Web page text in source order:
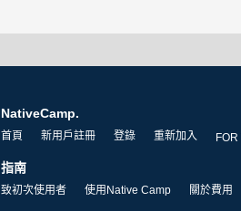
NativeCamp.
首頁 新用戶註冊 登錄 重新加入
指南
致初次使用者 使用Native Camp 關於費用